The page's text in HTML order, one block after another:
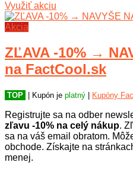
Využiť akciu
Akcia
ZĽAVA -10% →
na FactCool.sk
TOP | Kupón je platný Kupóny
Registrujte sa na odber
zľavu -10% na celý nákup.
sa na váš email obratom.
obchode. Získajte na
menej.